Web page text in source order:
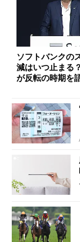
ソフトバンクの
減はいつ止まる
が反転の時期を